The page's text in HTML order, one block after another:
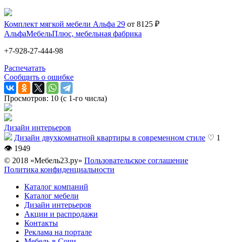
Комплект мягкой мебели Альфа 29 от 8125 ₽
АльфаМебельПлюс, мебельная фабрика
+7-928-27-444-98
Распечатать
Сообщить о ошибке
Просмотров: 10 (с 1-го числа)
Дизайн интерьеров
Дизайн двухкомнатной квартиры в современном стиле ♡ 1
👁 1949
© 2018 «Мебель23.ру» Пользовательское соглашение
Политика конфиденциальности
Каталог компаний
Каталог мебели
Дизайн интерьеров
Акции и распродажи
Контакты
Реклама на портале